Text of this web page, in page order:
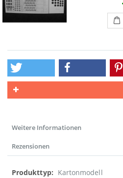
Weitere Informationen
Rezensionen
Weitere
Kartonmodell